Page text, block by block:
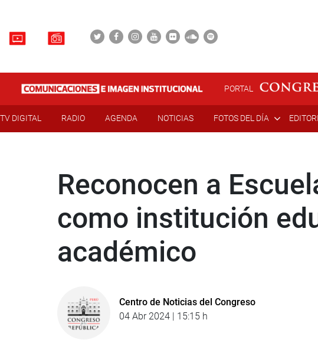
PORTAL
TV DIGITAL RADIO AGENDA NOTICIAS FOTOS DEL DÍA
Reconocen a
como institución
académico
Centro de Noticias del Congreso
04 Abr 2024 | 15:15 h